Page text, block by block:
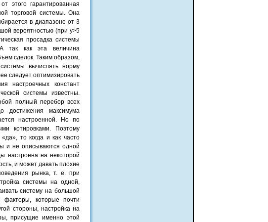
этого гарантированная
торговой системы. Она
в диапазоне от 3
вероятностью (при y>5
просадка системы
так как эта величина
сделок. Таким образом,
вычислять норму
следует оптимизировать
настроечных констант
системы известны.
полный перебор всех
достижения максимума
настроенной. Но по
котировками. Поэтому
то когда и как часто
и не описываются одной
настроена на некоторой
и может давать плохие
рынка, т. е. при
системы на одной,
систему на большой
факторы, которые почти
стороны, настройка на
присущие именно этой